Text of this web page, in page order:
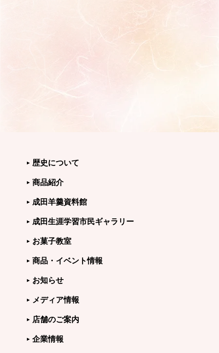
歴史について
商品紹介
成田羊羹資料館
成田生涯学習市民ギャラリー
お菓子教室
商品・イベント情報
お知らせ
メディア情報
店舗のご案内
企業情報